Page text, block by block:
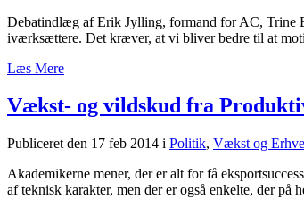
Debatindlæg af Erik Jylling, formand for AC, Trine
iværksættere. Det kræver, at vi bliver bedre til at
Læs Mere
Vækst- og vildskud fra
Publiceret den 17 feb 2014 i Politik, Vækst og
Akademikerne mener, der er alt for få
af teknisk karakter, men der er også enkelte, der på